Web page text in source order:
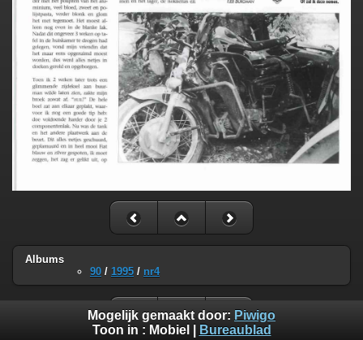
Albums
90 / 1995 / nr4
Mogelijk gemaakt door: Piwigo
Toon in : Mobiel Bureaublad